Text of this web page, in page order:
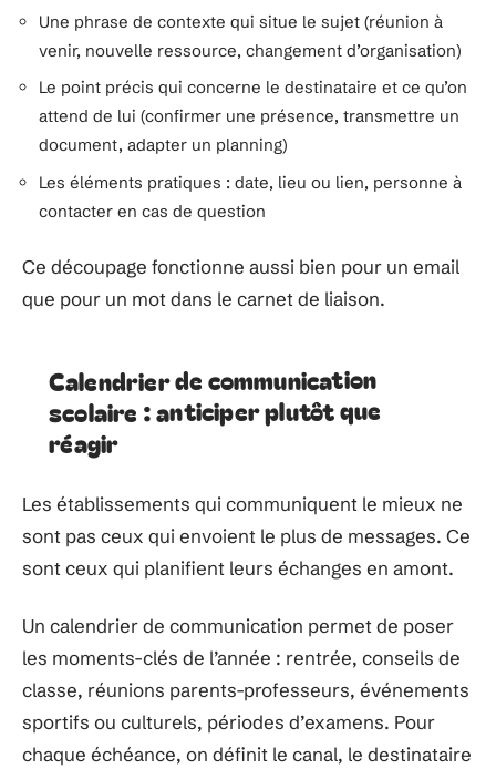
Une phrase de contexte qui situe le sujet (réunion à
venir, nouvelle ressource, changement d’organisation)
Le point précis qui concerne le destinataire et ce qu’on
attend de lui (confirmer une présence, transmettre un
document, adapter un planning)
Les éléments pratiques : date, lieu ou lien, personne à
contacter en cas de question
Ce découpage fonctionne aussi bien pour un email
que pour un mot dans le carnet de liaison.
Calendrier de communication
scolaire : anticiper plutôt que
réagir
Les établissements qui communiquent le mieux ne
sont pas ceux qui envoient le plus de messages. Ce
sont ceux qui planifient leurs échanges en amont.
Un calendrier de communication permet de poser
les moments-clés de l’année : rentrée, conseils de
classe, réunions parents-professeurs, événements
sportifs ou culturels, périodes d’examens. Pour
chaque échéance, on définit le canal, le destinataire